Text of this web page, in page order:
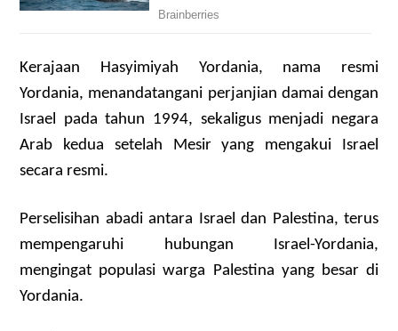
Kerajaan Hasyimiyah Yordania, nama resmi
Yordania, menandatangani perjanjian damai dengan
Israel pada tahun 1994, sekaligus menjadi negara
Arab kedua setelah Mesir yang mengakui Israel
secara resmi.
Perselisihan abadi antara Israel dan Palestina, terus
mempengaruhi hubungan Israel-Yordania,
mengingat populasi warga Palestina yang besar di
Yordania.